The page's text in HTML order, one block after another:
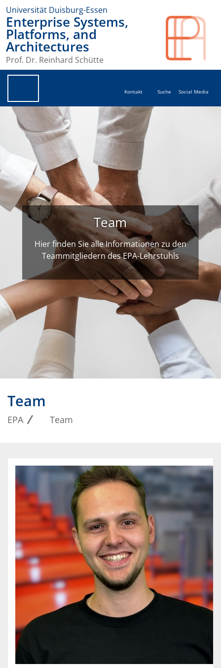
Universität Duisburg-Essen
Enterprise Systems,
Platforms, and
Architectures
Prof. Dr. Reinhard Schütte
Kontakt Suche Social Media
Team
Hier finden Sie alle Informationen zu den
Teammitgliedern des EPA-Lehrstuhls
Team
EPA Team